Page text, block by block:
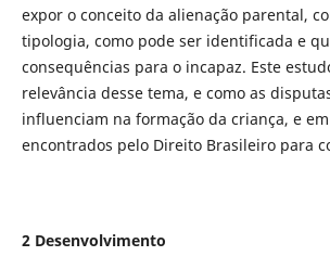
expor o conceito da alienação parental,
tipologia, como pode ser identificada e
consequências para o incapaz. Este
relevância desse tema, e como as
influenciam na formação da criança, e
encontrados pelo Direito Brasileiro para
2 Desenvolvimento